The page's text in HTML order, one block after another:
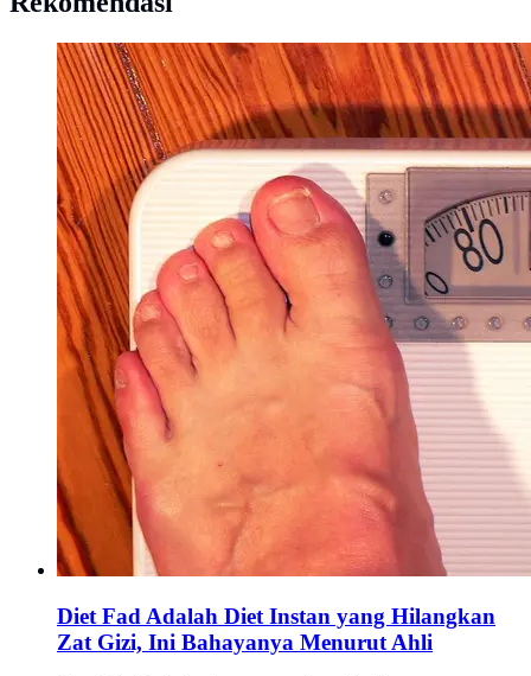
Diet Fad Adalah Diet Instan yang Hilangkan
Zat Gizi, Ini Bahayanya Menurut Ahli